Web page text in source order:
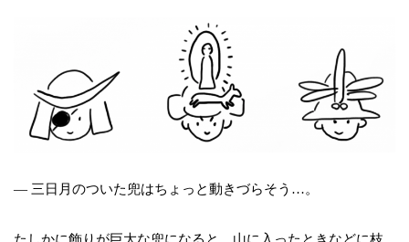
― 三日月のついた兜はちょっと動きづらそう…。
たしかに飾りが巨大な兜になると、山に入ったときなどに枝